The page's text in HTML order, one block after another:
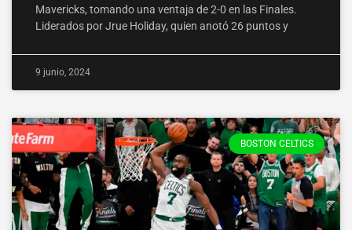
Mavericks, tomando una ventaja de 2-0 en las Finales.
Liderados por Jrue Holiday, quien anotó 26 puntos y
9 junio, 2024
BOSTON CELTICS